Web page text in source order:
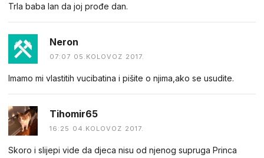
Trla baba lan da joj prođe dan.
Neron
07:07 05.KOLOVOZ 2017.
Imamo mi vlastitih vucibatina i pišite o njima,ako se usudite.
Tihomir65
16:25 04.KOLOVOZ 2017.
Skoro i slijepi vide da djeca nisu od njenog supruga Princa